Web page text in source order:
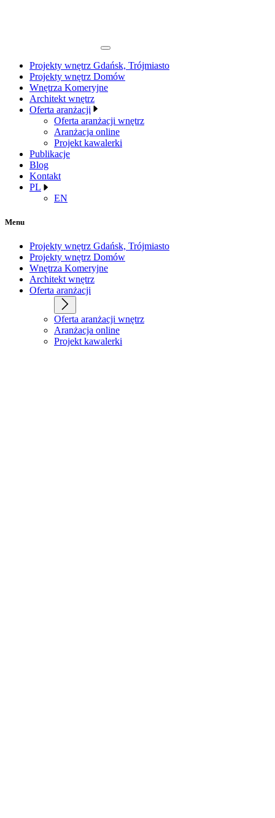
Projekty wnętrz Gdańsk, Trójmiasto
Projekty wnętrz Domów
Wnętrza Komeryjne
Architekt wnętrz
Oferta aranżacji
Oferta aranżacji wnętrz
Aranżacja online
Projekt kawalerki
Publikacje
Blog
Kontakt
PL
EN
Menu
Projekty wnętrz Gdańsk, Trójmiasto
Projekty wnętrz Domów
Wnętrza Komeryjne
Architekt wnętrz
Oferta aranżacji
Oferta aranżacji wnętrz
Aranżacja online
Projekt kawalerki